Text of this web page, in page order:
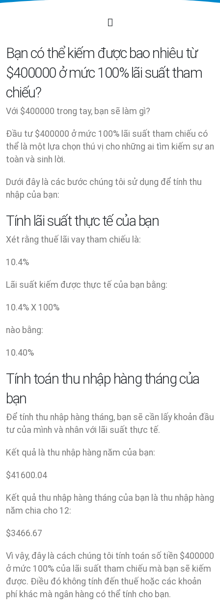
Bạn có thể kiếm được bao nhiêu từ
$400000 ở mức 100% lãi suất tham
chiếu?
Với $400000 trong tay, bạn sẽ làm gì?
Đầu tư $400000 ở mức 100% lãi suất tham chiếu có
thể là một lựa chọn thú vị cho những ai tìm kiếm sự an
toàn và sinh lời.
Dưới đây là các bước chúng tôi sử dụng để tính thu
nhập của bạn:
Tính lãi suất thực tế của bạn
Xét rằng thuế lãi vay tham chiếu là:
10.4%
Lãi suất kiếm được thực tế của bạn bằng:
10.4% X 100%
nào bằng:
10.40%
Tính toán thu nhập hàng tháng của
bạn
Để tính thu nhập hàng tháng, bạn sẽ cần lấy khoản đầu
tư của mình và nhân với lãi suất thực tế.
Kết quả là thu nhập hàng năm của bạn:
$41600.04
Kết quả thu nhập hàng tháng của bạn là thu nhập hàng
năm chia cho 12:
$3466.67
Vì vậy, đây là cách chúng tôi tính toán số tiền $400000
ở mức 100% của lãi suất tham chiếu mà bạn sẽ kiếm
được. Điều đó không tính đến thuế hoặc các khoản
phí khác mà ngân hàng có thể tính cho bạn.